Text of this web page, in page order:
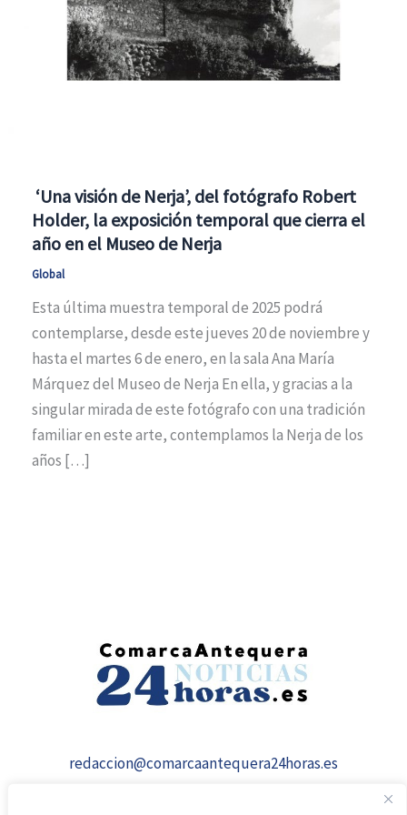
‘Una visión de Nerja’, del fotógrafo Robert
Holder, la exposición temporal que cierra el
año en el Museo de Nerja
Global
Esta última muestra temporal de 2025 podrá
contemplarse, desde este jueves 20 de noviembre y
hasta el martes 6 de enero, en la sala Ana María
Márquez del Museo de Nerja En ella, y gracias a la
singular mirada de este fotógrafo con una tradición
familiar en este arte, contemplamos la Nerja de los
años […]
redaccion@comarcaantequera24horas.es